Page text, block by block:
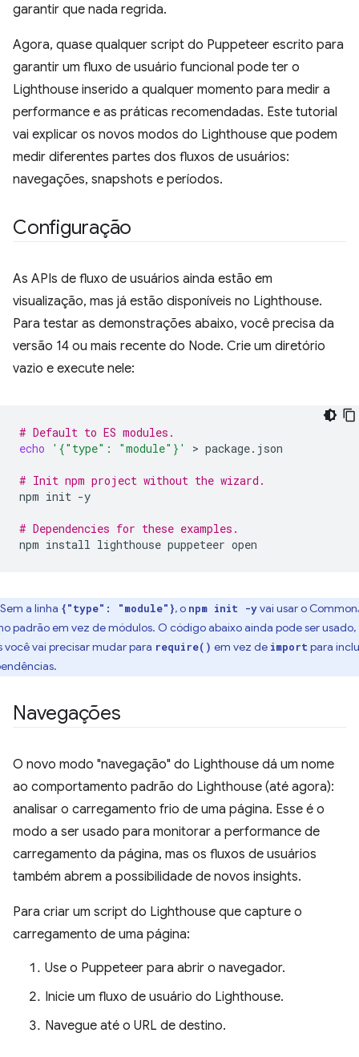
garantir que nada regrida.
Agora, quase qualquer script do Puppeteer escrito para
garantir um fluxo de usuário funcional pode ter o
Lighthouse inserido a qualquer momento para medir a
performance e as práticas recomendadas. Este tutorial
vai explicar os novos modos do Lighthouse que podem
medir diferentes partes dos fluxos de usuários:
navegações, snapshots e períodos.
Configuração
As APIs de fluxo de usuários ainda estão em
visualização, mas já estão disponíveis no Lighthouse.
Para testar as demonstrações abaixo, você precisa da
versão 14 ou mais recente do Node. Crie um diretório
vazio e execute nele:
# Default to ES modules.
echo
'{"type": "module"}' > package.json
# Init npm project without the wizard.
npm init -y
# Dependencies for these examples.
npm install lighthouse puppeteer
Sem a linha {"type": "module"}, o npm init -yvai usar o
padrão em vez de módulos. O código abaixo ainda pode ser usado,
você vai precisar mudar para require() em vez de import para
Navegações
O novo modo "navegação" do Lighthouse dá um nome
ao comportamento padrão do Lighthouse (até agora):
analisar o carregamento frio de uma página. Esse é o
modo a ser usado para monitorar a performance de
carregamento da página, mas os fluxos de usuários
também abrem a possibilidade de novos insights.
Para criar um script do Lighthouse que capture o
carregamento de uma página:
Use o Puppeteer para abrir o navegador.
Inicie um fluxo de usuário do Lighthouse.
Navegue até o URL de destino.